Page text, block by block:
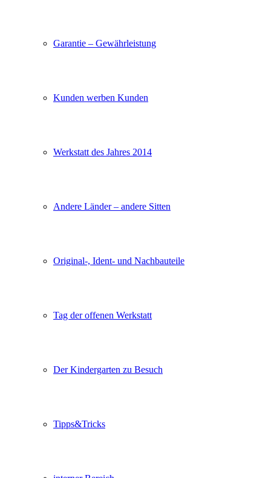
Garantie – Gewährleistung
Kunden werben Kunden
Werkstatt des Jahres 2014
Andere Länder – andere Sitten
Original-, Ident- und Nachbauteile
Tag der offenen Werkstatt
Der Kindergarten zu Besuch
Tipps&Tricks